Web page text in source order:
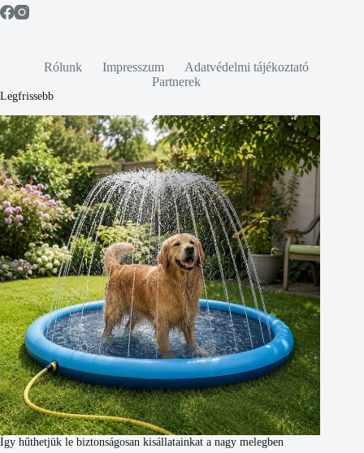
Rólunk Impresszum
Adatvédelmi tájékoztató
Partnerek
Legfrissebb
Így hűthetjük le biztonságosan kisállatainkat a nagy melegben